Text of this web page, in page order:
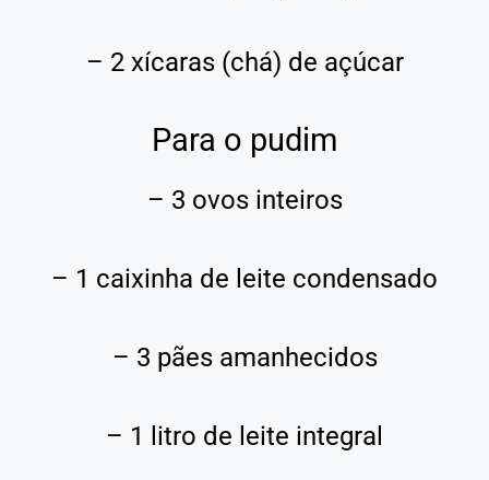
– 2 xícaras (chá) de açúcar
Para o pudim
– 3 ovos inteiros
– 1 caixinha de leite condensado
– 3 pães amanhecidos
– 1 litro de leite integral